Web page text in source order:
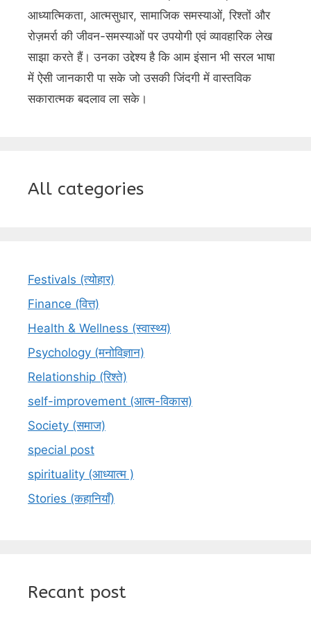
आध्यात्मिकता, आत्मसुधार, सामाजिक समस्याओं, रिश्तों और
रोज़मर्रा की जीवन-समस्याओं पर उपयोगी एवं व्यावहारिक लेख
साझा करते हैं। उनका उद्देश्य है कि आम इंसान भी सरल भाषा
में ऐसी जानकारी पा सके जो उसकी जिंदगी में वास्तविक
सकारात्मक बदलाव ला सके।
All categories
Festivals (त्योहार)
Finance (वित्त)
Health & Wellness (स्वास्थ्य)
Psychology (मनोविज्ञान)
Relationship (रिश्ते)
self-improvement (आत्म-विकास)
Society (समाज)
special post
spirituality (आध्यात्म )
Stories (कहानियाँ)
Recant post